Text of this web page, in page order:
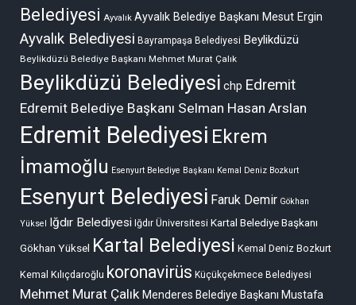
Belediyesi Ayvalık Ayvalık Belediye Başkanı Mesut Ergin
Ayvalık Belediyesi Bayrampaşa Belediyesi Beylikdüzü
Beylikdüzü Belediye Başkanı Mehmet Murat Çalık
Beylikdüzü Belediyesi chp Edremit
Edremit Belediye Başkanı Selman Hasan Arslan
Edremit Belediyesi Ekrem
İmamoğlu Esenyurt Belediye Başkanı Kemal Deniz Bozkurt
Esenyurt Belediyesi Faruk Demir Gökhan
Yüksel Iğdır Belediyesi Iğdır Üniversitesi Kartal Belediye Başkanı
Gökhan Yüksel Kartal Belediyesi Kemal Deniz Bozkurt
Kemal Kılıçdaroğlu koronavirüs Küçükçekmece Belediyesi
Mehmet Murat Çalık Menderes Belediye Başkanı Mustafa